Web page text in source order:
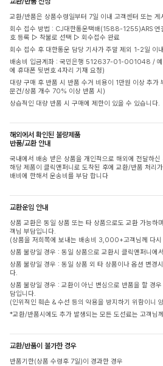
교환/반품은 상품수령일부터 7일 이내 고객센터 또는 게
회수 접수 방법 : CJ대한통운택배(1588-1255)ARS
호 등록 ▷ 착불로 선택 ▷ 회수접수 완료
회수 접수 후 대한통운 담당 기사가 주말 제외 1-2일 이
배송비 입금계좌 : 국민은행 512637-01-001048 / 예
에 휴대폰 뒷번호 4자리 기재 요청)
대량 구매 후 반품 시 반품 수거 비용이 1만원 이상 추
문건/상품 개수 70% 이상 반품 시)
상습적인 대량 반품 시 구매에 제한이 있을 수 있습니다.
해외에서 확인된 불량제품
반품/교환 안내
국내에서 배송 받은 상품을 개인적으로 해외에 전달하신
해당 제품이 클릭앤퍼니로 도착된 후에 교환/반품 처리
배비에 한해서 운송비를 부담 합니다
교환운임 안내
상품 교환은 동일 상품 또는 타 상품으로도 교환 가능
객님 부담입니다.
(상품을 저희쪽에 보내는 배송비 3,000+고객님께 다
상품 불량일 경우 : 동일 상품으로 교환시 클릭앤퍼니에
상품 불량일 경우 : 동일 상품 외 타 상품이나 옵션 변
다.
상품 불량일 경우 : 교환이 아닌 변심으로 반품을 할 경
담입니다.
(인위적인 훼손 & 수선 등의 악용을 방지하기 위함이니
*교환/반품시에도 추가 발생되는 모든 도선료는 고객님
교환/반품이 불가한 경우
반품기한(상품 수령후 7일)이 경과한 경우